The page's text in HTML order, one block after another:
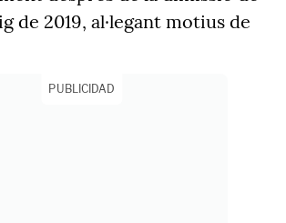
de 2019, al·legant motius de
PUBLICIDAD